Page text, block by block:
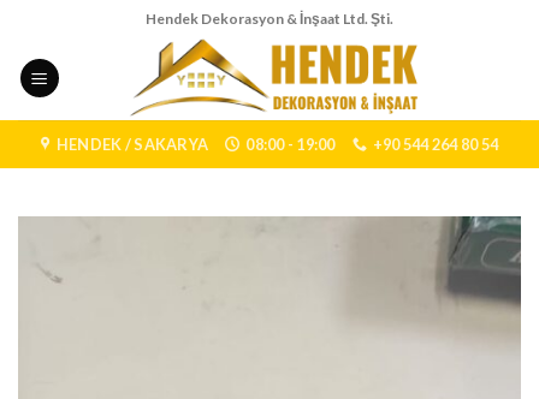
content
Hendek Dekorasyon & İnşaat Ltd. Şti.
HENDEK / SAKARYA 08:00 - 19:00 +90 544 264 80 54